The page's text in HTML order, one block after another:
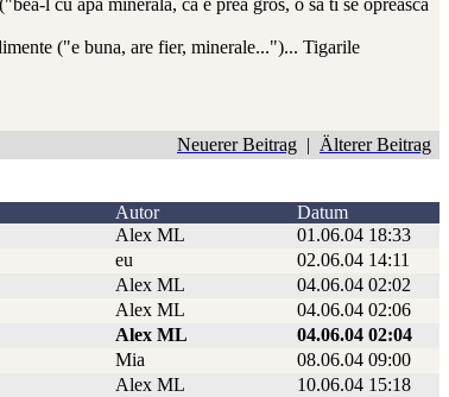
l cu apa minerala, ca e prea gros, o sa ti se opreasca
("e buna, are fier, minerale...")... Tigarile
Neuerer Beitrag | Älterer Beitrag
Autor Datum
Alex ML 01.06.04 18:33
eu 02.06.04 14:11
Alex ML 04.06.04 02:02
Alex ML 04.06.04 02:06
Alex ML 04.06.04 02:04
Mia 08.06.04 09:00
Alex ML 10.06.04 15:18